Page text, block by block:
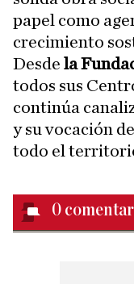
papel como
crecimiento
Desde la
todos sus
continúa
y su vocación
todo el
0